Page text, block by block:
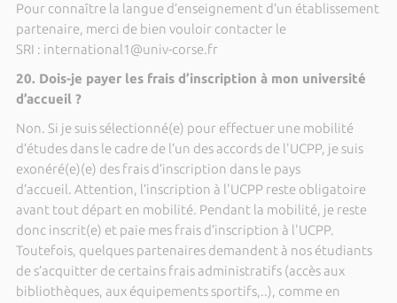
Pour connaître la langue d’enseignement d’un établissement
partenaire, merci de bien vouloir contacter le
SRI : international1@univ-corse.fr
20. Dois-je payer les frais d’inscription à mon université
d’accueil ?
Non. Si je suis sélectionné(e) pour effectuer une mobilité
d’études dans le cadre de l’un des accords de l'UCPP, je suis
exonéré(e)(e) des frais d’inscription dans le pays
d’accueil. Attention, l’inscription à l'UCPP reste obligatoire
avant tout départ en mobilité. Pendant la mobilité, je reste
donc inscrit(e) et paie mes frais d’inscription à l'UCPP.
Toutefois, quelques partenaires demandent à nos étudiants
de s’acquitter de certains frais administratifs (accès aux
bibliothèques, aux équipements sportifs,..), comme en